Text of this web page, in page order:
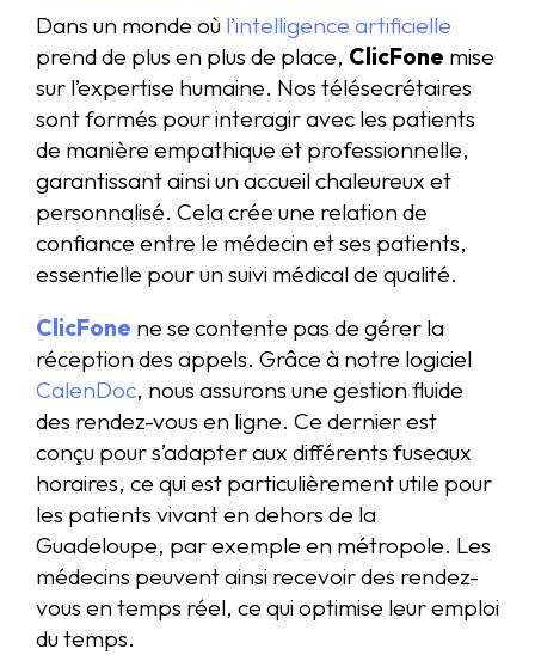
Dans un monde où l’intelligence artificielle
prend de plus en plus de place, ClicFone mise
sur l’expertise humaine. Nos télésecrétaires
sont formés pour interagir avec les patients
de manière empathique et professionnelle,
garantissant ainsi un accueil chaleureux et
personnalisé. Cela crée une relation de
confiance entre le médecin et ses patients,
essentielle pour un suivi médical de qualité.
ClicFone ne se contente pas de gérer la
réception des appels. Grâce à notre logiciel
CalenDoc, nous assurons une gestion fluide
des rendez-vous en ligne. Ce dernier est
conçu pour s’adapter aux différents fuseaux
horaires, ce qui est particulièrement utile pour
les patients vivant en dehors de la
Guadeloupe, par exemple en métropole. Les
médecins peuvent ainsi recevoir des rendez-
vous en temps réel, ce qui optimise leur emploi
du temps.